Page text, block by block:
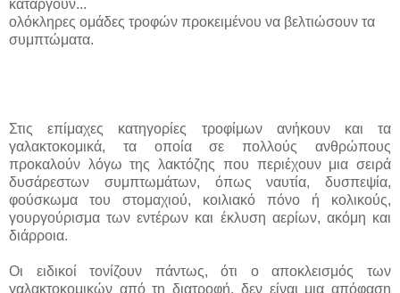
καταργούν...
ολόκληρες ομάδες τροφών προκειμένου να βελτιώσουν τα
συμπτώματα.
Στις επίμαχες κατηγορίες τροφίμων ανήκουν και τα
γαλακτοκομικά, τα οποία σε πολλούς ανθρώπους
προκαλούν λόγω της λακτόζης που περιέχουν μια σειρά
δυσάρεστων συμπτωμάτων, όπως ναυτία, δυσπεψία,
φούσκωμα του στομαχιού, κοιλιακό πόνο ή κολικούς,
γουργούρισμα των εντέρων και έκλυση αερίων, ακόμη και
διάρροια.
Οι ειδικοί τονίζουν πάντως, ότι ο αποκλεισμός των
γαλακτοκομικών από τη διατροφή, δεν είναι μια απόφαση